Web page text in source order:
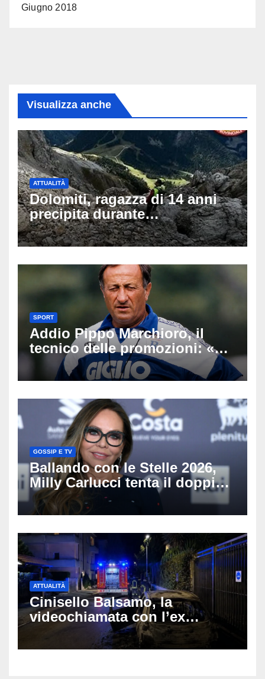
Giugno 2018
Visualizza anche
ATTUALITÀ
Dolomiti, ragazza di 14 anni
precipita durante
un’escursione: tragedia sul
Latemar davanti alla famiglia
SPORT
Addio Pippo Marchioro, il
tecnico delle promozioni: «Ha
scritto pagine indimenticabili
del nostro calcio»
GOSSIP E TV
Ballando con le Stelle 2026,
Milly Carlucci tenta il doppio
colpo: tra i papabili Ornella
Muti e Monica Guerritore
ATTUALITÀ
Cinisello Balsamo, la
videochiamata con l’ex
fidanzata e il dramma: 35enne
lotta tra la vita e la morte